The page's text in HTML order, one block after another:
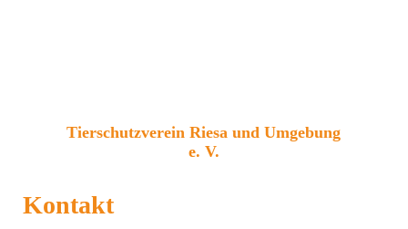
Tierschutzverein Riesa und Umgebung
e. V.
Kontakt